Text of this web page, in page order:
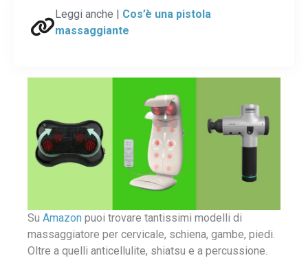
Leggi anche | Cos’è una pistola
massaggiante
SuAmazon puoi trovare tantissimi modelli di
massaggiatore per cervicale, schiena, gambe, piedi.
Oltre a quelli anticellulite, shiatsu e a percussione.